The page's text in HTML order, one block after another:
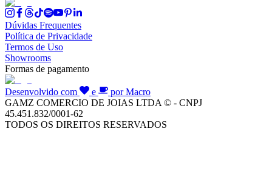
Dúvidas Frequentes
Política de Privacidade
Termos de Uso
Showrooms
Formas de pagamento
Desenvolvido com e
por Macro
GAMZ COMERCIO DE JOIAS LTDA © - CNPJ
45.451.832/0001-62
TODOS OS DIREITOS RESERVADOS